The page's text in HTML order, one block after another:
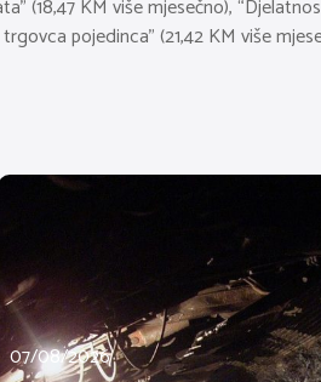
(18,47 KM više mjesečno),
pojedinca” (21,42 KM više
07/08/2026